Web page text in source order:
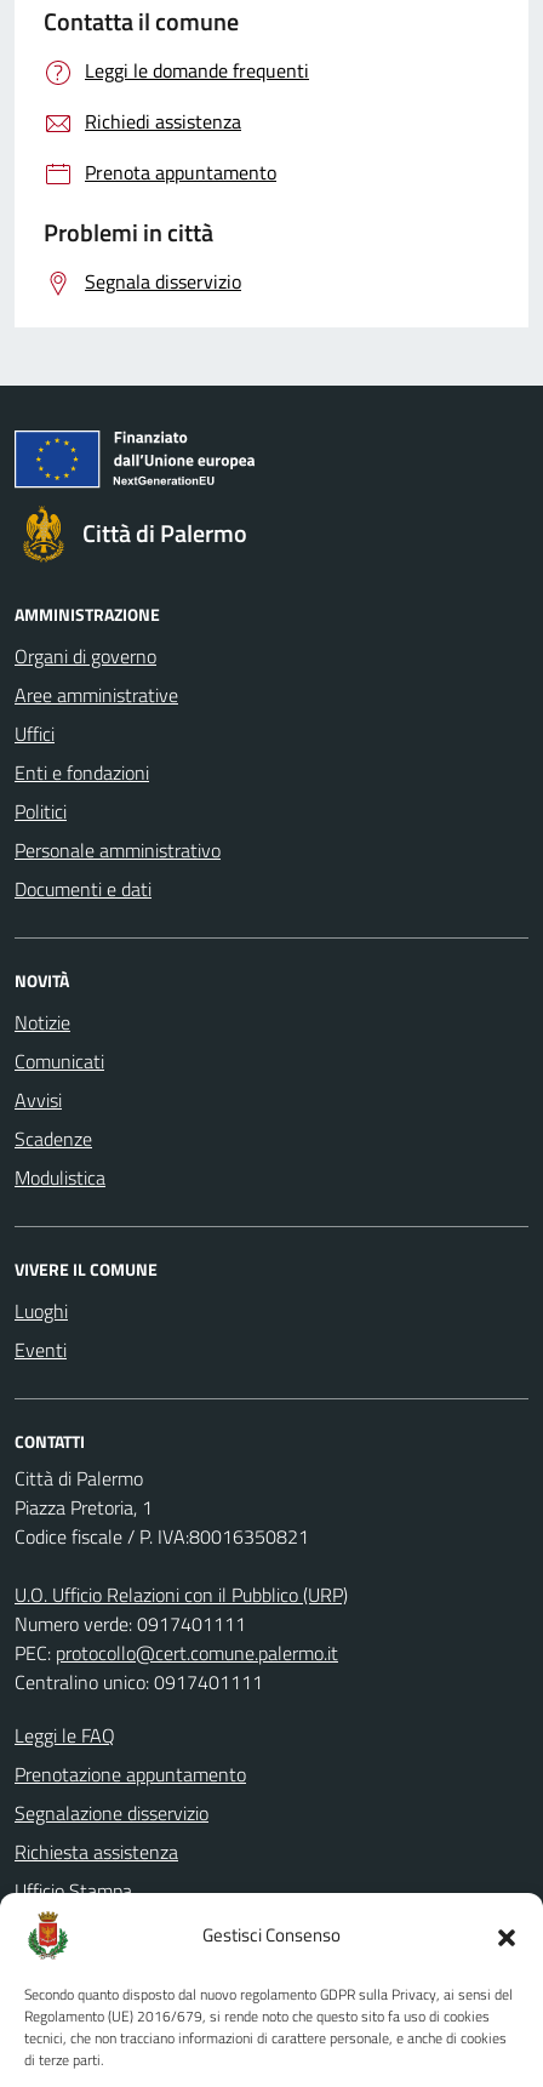
Gestisci Consenso
Secondo quanto disposto dal nuovo regolamento GDPR sulla Privacy, ai sensi del
Regolamento (UE) 2016/679, si rende noto che questo sito fa uso di cookies
tecnici, che non tracciano informazioni di carattere personale, e anche di cookies
di terze parti.
Contatta il comune
Leggi le domande frequenti
Richiedi assistenza
Prenota appuntamento
Problemi in città
Segnala disservizio
Città di Palermo
AMMINISTRAZIONE
Organi di governo
Aree amministrative
Uffici
Enti e fondazioni
Politici
Personale amministrativo
Documenti e dati
NOVITÀ
Notizie
Comunicati
Avvisi
Scadenze
Modulistica
VIVERE IL COMUNE
Luoghi
Eventi
CONTATTI
Città di Palermo
Piazza Pretoria, 1
Codice fiscale / P. IVA:80016350821
U.O. Ufficio Relazioni con il Pubblico (URP)
Numero verde: 0917401111
PEC: protocollo@cert.comune.palermo.it
Centralino unico: 0917401111
Leggi le FAQ
Prenotazione appuntamento
Segnalazione disservizio
Richiesta assistenza
Ufficio Stampa
Amministrazione Trasparente
Albo pretorio
Informativa privacy
Note legali